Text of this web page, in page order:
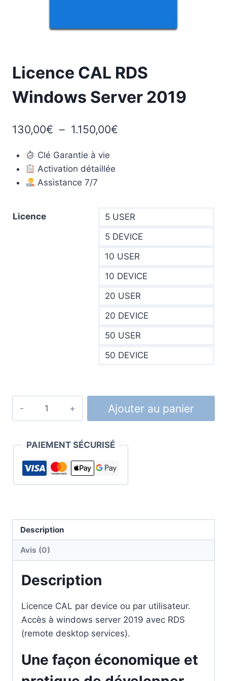
Licence CAL RDS
Windows Server 2019
130,00€ – 1.150,00€
1.150,00€
Clé Garantie à vie
Activation détaillée
Assistance 7/7
Licence
5 USER
5 DEVICE
10 USER
10 DEVICE
20 USER
20 DEVICE
50 USER
50 DEVICE
CAL
Windows
Server
Ajouter au panier
PAIEMENT SÉCURISÉ
Description
Avis (0)
Description
Licence CAL par device ou par utilisateur.
Accès à windows server 2019 avec RDS
(remote desktop services).
Une façon économique et